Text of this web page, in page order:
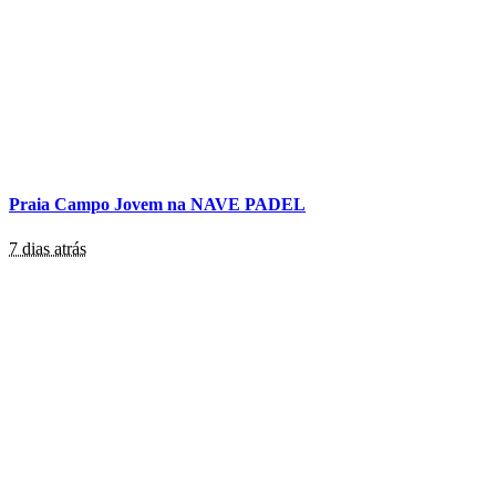
Praia Campo Jovem na NAVE PADEL
7 dias atrás